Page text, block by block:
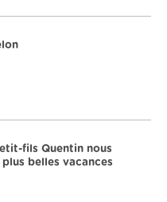
fils Quentin nous
belles vacances